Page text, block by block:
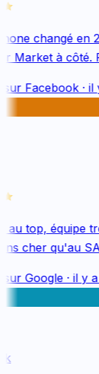
changé en
Market à côté.
Facebook· il
top, équipe
cher qu'au
Google· il y a